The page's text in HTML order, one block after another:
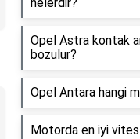
Opel Astra kontak
bozulur?
Opel Antara hangi
Motorda en iyi vites